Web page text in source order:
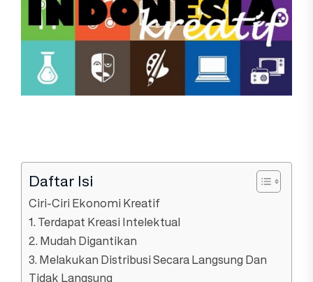
Daftar Isi
Ciri-Ciri Ekonomi Kreatif
1. Terdapat Kreasi Intelektual
2. Mudah Digantikan
3. Melakukan Distribusi Secara Langsung Dan
Tidak Langsung